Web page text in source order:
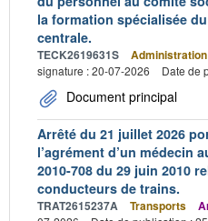
la formation spécialisée
centrale.
TECK2619631S
signature : 20-07-2026
Date de
Document principal
Arrêté du 21 juillet 2026
l’agrément d’un médecin
2010-708 du 29 juin 2010
conducteurs de trains.
TRAT2615237A Transports